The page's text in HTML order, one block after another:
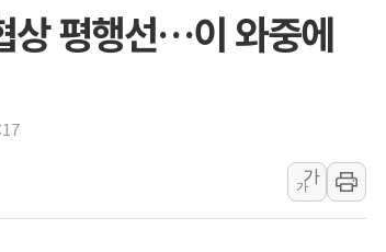
원주시, 첨단의료복합단지 지정
삼척시, 무건리 이끼폭포 생태탐방
전남광주 화정역 인근 도로 4중
청도 문수리 야산서 산불 진화 중
'해병 순직 책임' 임성근 전 사단
헥토이노베이션, 상반기 매출 첫
우리은행, 고창해상풍력에 4000억
상 평행선…이 와중에
가
가